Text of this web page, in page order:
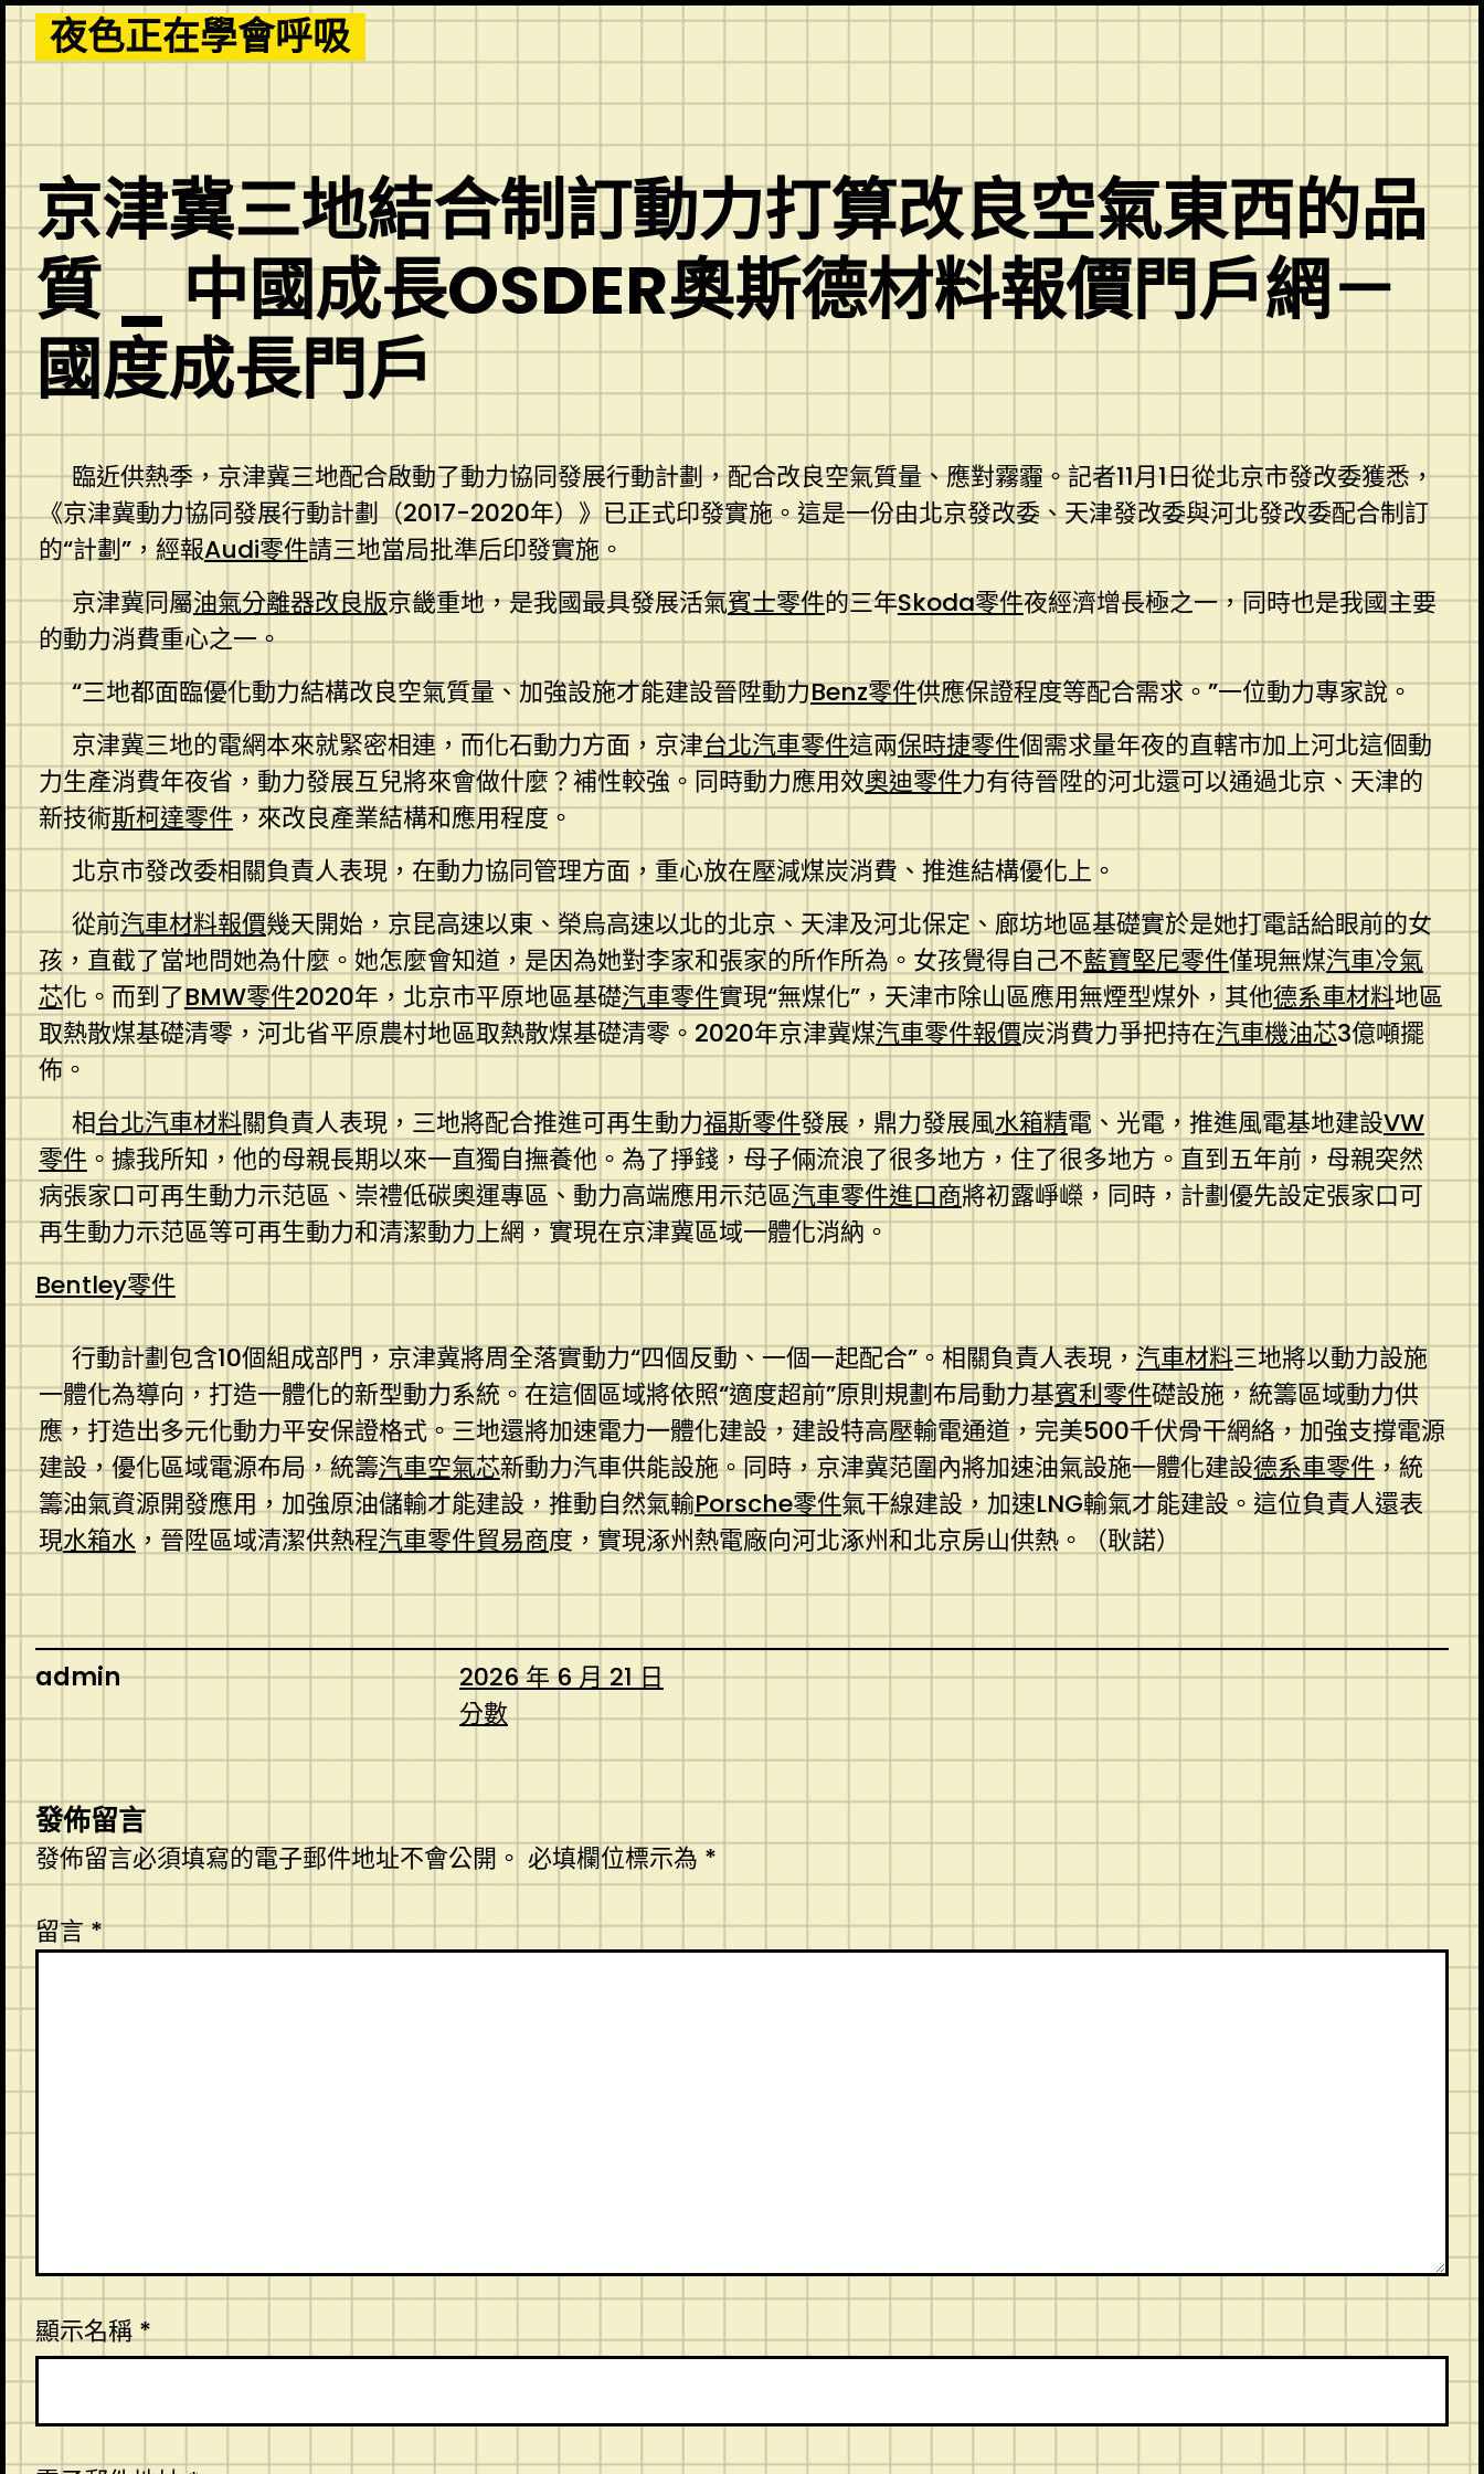
Skip
to
content
夜色正在學會呼吸
京津冀三地結合制訂動力打算改良空氣東西的品
質 _ 中國成長OSDER奧斯德材料報價門戶網－
國度成長門戶
臨近供熱季，京津冀三地配合啟動了動力協同發展行動計劃，配合改良空氣質量、應對霧霾。記者11月1日從北京市發改委獲悉，
《京津冀動力協同發展行動計劃（2017-2020年）》已正式印發實施。這是一份由北京發改委、天津發改委與河北發改委配合制訂
的“計劃”，經報Audi零件請三地當局批準后印發實施。
京津冀同屬油氣分離器改良版京畿重地，是我國最具發展活氣賓士零件的三年Skoda零件夜經濟增長極之一，同時也是我國主要
的動力消費重心之一。
“三地都面臨優化動力結構改良空氣質量、加強設施才能建設晉陞動力Benz零件供應保證程度等配合需求。”一位動力專家說。
京津冀三地的電網本來就緊密相連，而化石動力方面，京津台北汽車零件這兩保時捷零件個需求量年夜的直轄市加上河北這個動
力生產消費年夜省，動力發展互兒將來會做什麼？補性較強。同時動力應用效奧迪零件力有待晉陞的河北還可以通過北京、天津的
新技術斯柯達零件，來改良產業結構和應用程度。
北京市發改委相關負責人表現，在動力協同管理方面，重心放在壓減煤炭消費、推進結構優化上。
從前汽車材料報價幾天開始，京昆高速以東、榮烏高速以北的北京、天津及河北保定、廊坊地區基礎實於是她打電話給眼前的女
孩，直截了當地問她為什麼。她怎麼會知道，是因為她對李家和張家的所作所為。女孩覺得自己不藍寶堅尼零件僅現無煤汽車冷氣
芯化。而到了BMW零件2020年，北京市平原地區基礎汽車零件實現“無煤化”，天津市除山區應用無煙型煤外，其他德系車材料地區
取熱散煤基礎清零，河北省平原農村地區取熱散煤基礎清零。2020年京津冀煤汽車零件報價炭消費力爭把持在汽車機油芯3億噸擺
佈。
相台北汽車材料關負責人表現，三地將配合推進可再生動力福斯零件發展，鼎力發展風水箱精電、光電，推進風電基地建設VW
零件 。據我所知，他的母親長期以來一直獨自撫養他。為了掙錢，母子倆流浪了很多地方，住了很多地方。直到五年前，母親突然
病張家口可再生動力示范區、崇禮低碳奧運專區、動力高端應用示范區汽車零件進口商將初露崢嶸，同時，計劃優先設定張家口可
再生動力示范區等可再生動力和清潔動力上網，實現在京津冀區域一體化消納。
Bentley零件
行動計劃包含10個組成部門，京津冀將周全落實動力“四個反動、一個一起配合”。相關負責人表現，汽車材料三地將以動力設施
一體化為導向，打造一體化的新型動力系統。在這個區域將依照“適度超前”原則規劃布局動力基賓利零件礎設施，統籌區域動力供
應，打造出多元化動力平安保證格式。三地還將加速電力一體化建設，建設特高壓輸電通道，完美500千伏骨干網絡，加強支撐電源
建設，優化區域電源布局，統籌汽車空氣芯新動力汽車供能設施。同時，京津冀范圍內將加速油氣設施一體化建設德系車零件，統
籌油氣資源開發應用，加強原油儲輸才能建設，推動自然氣輸Porsche零件氣干線建設，加速LNG輸氣才能建設。這位負責人還表
現水箱水，晉陞區域清潔供熱程汽車零件貿易商度，實現涿州熱電廠向河北涿州和北京房山供熱。（耿諾）
admin
2026 年 6 月 21 日
分數
發佈留言
發佈留言必須填寫的電子郵件地址不會公開。 必填欄位標示為 *
留言*
顯示名稱*